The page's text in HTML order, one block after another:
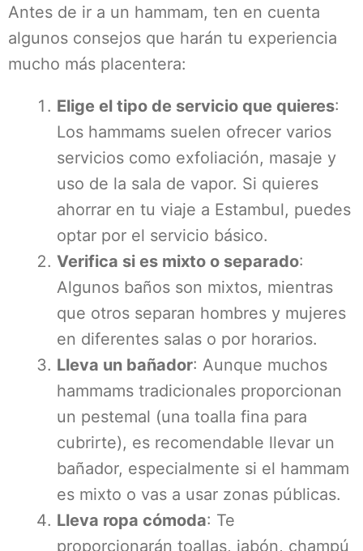
Antes de ir a un hammam, ten en cuenta
algunos consejos que harán tu experiencia
mucho más placentera:
Elige el tipo de servicio que quieres:
Los hammams suelen ofrecer varios
servicios como exfoliación, masaje y
uso de la sala de vapor. Si quieres
ahorrar en tu viaje a Estambul, puedes
optar por el servicio básico.
Verifica si es mixto o separado:
Algunos baños son mixtos, mientras
que otros separan hombres y mujeres
en diferentes salas o por horarios.
Lleva un bañador: Aunque muchos
hammams tradicionales proporcionan
un pestemal (una toalla fina para
cubrirte), es recomendable llevar un
bañador, especialmente si el hammam
es mixto o vas a usar zonas públicas.
Lleva ropa cómoda: Te
proporcionarán toallas, jabón, champú